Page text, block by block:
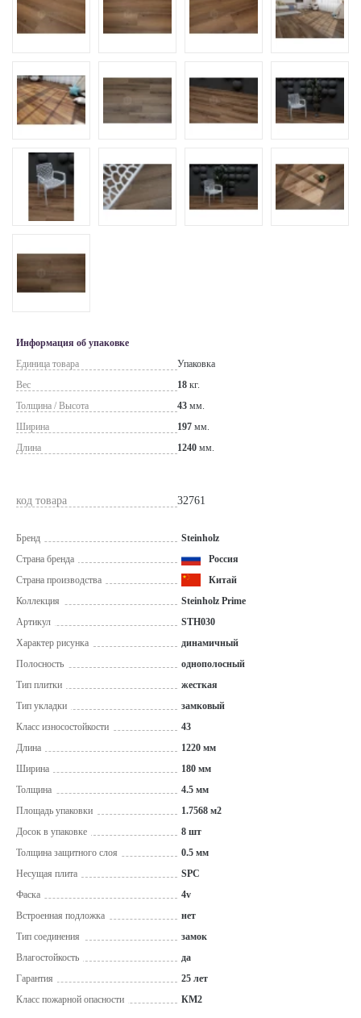
Информация об упаковке
Единица товара
Упаковка
Вес
18 кг.
Толщина / Высота
43 мм.
Ширина
197 мм.
Длина
1240 мм.
код товара 32761
Бренд
Steinholz
Страна бренда
Россия
Страна производства
Китай
Коллекция
Steinholz Prime
Артикул
STH030
Характер рисунка
динамичный
Полосность
однополосный
Тип плитки
жесткая
Тип укладки
замковый
Класс износостойкости
43
Длина
1220 мм
Ширина
180 мм
Толщина
4.5 мм
Площадь упаковки
1.7568 м2
Досок в упаковке
8 шт
Толщина защитного слоя
0.5 мм
Несущая плита
SPC
Фаска
4v
Встроенная подложка
нет
Тип соединения
замок
Влагостойкость
да
Гарантия
25 лет
Класс пожарной опасности
КМ2